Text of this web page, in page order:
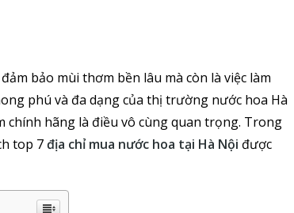
bảo mùi thơm bền lâu mà còn là việc làm
phú và đa dạng của thị trường nước hoa Hà
chính hãng là điều vô cùng quan trọng. Trong
top 7địa chỉ mua nước hoa tại Hà Nội được